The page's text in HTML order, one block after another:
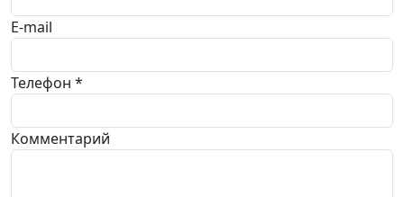
E-mail
Телефон *
Комментарий